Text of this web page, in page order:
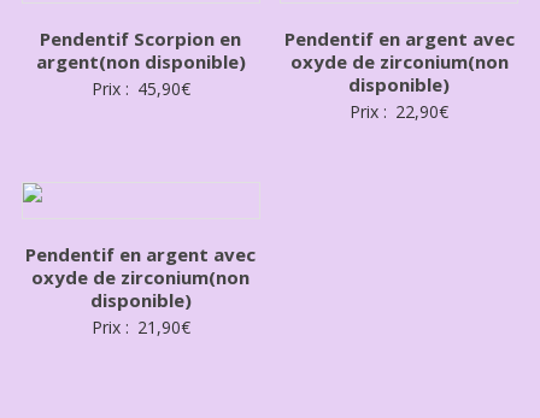
Pendentif Scorpion en
argent(non disponible)
Prix : 45,90€
Pendentif en argent avec
oxyde de zirconium(non
disponible)
Prix : 22,90€
Pendentif en argent avec
oxyde de zirconium(non
disponible)
Prix : 21,90€